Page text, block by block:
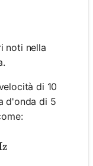
noti nella
di 10
d'onda di 5
\, \text{m/